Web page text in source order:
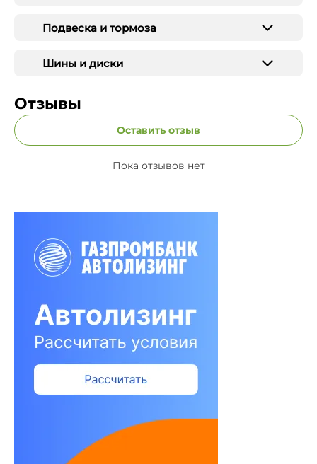
Подвеска и тормоза
Шины и диски
Отзывы
Оставить отзыв
Пока отзывов нет